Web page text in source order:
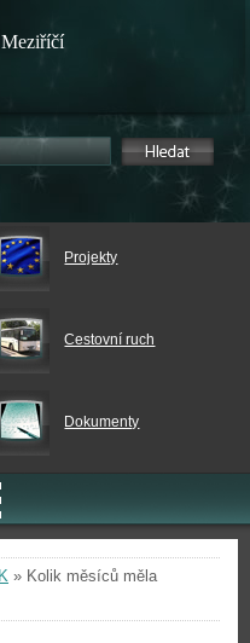
Meziříčí
Projekty
Cestovní ruch
Dokumenty
» Kolik měsíců měla